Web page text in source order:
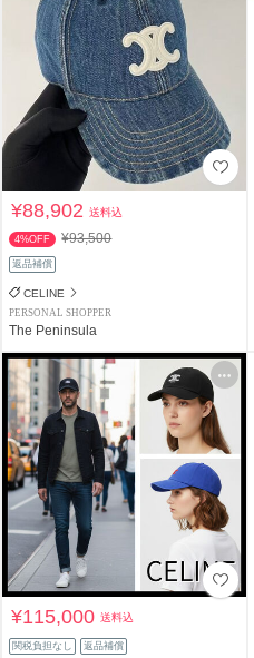
¥88,902送料込
4%OFF ¥93,500
返品補償
CELINE
PERSONAL SHOPPER
The Peninsula
¥115,000送料込
関税負担なし 返品補償